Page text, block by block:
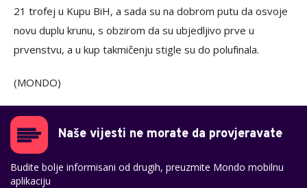
21 trofej u Kupu BiH, a sada su na dobrom putu da osvoje
novu duplu krunu, s obzirom da su ubjedljivo prve u
prvenstvu, a u kup takmičenju stigle su do polufinala.
(MONDO)
Naše vijesti ne morate da provjeravate
Budite bolje informisani od drugih, preuzmite Mondo mobilnu
aplikaciju